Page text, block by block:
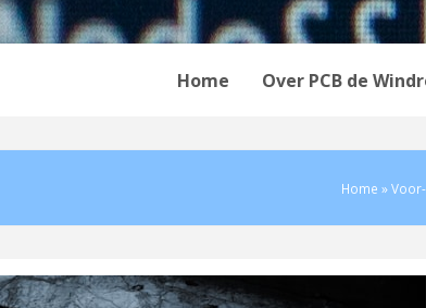
Home Over PCB de
Home »